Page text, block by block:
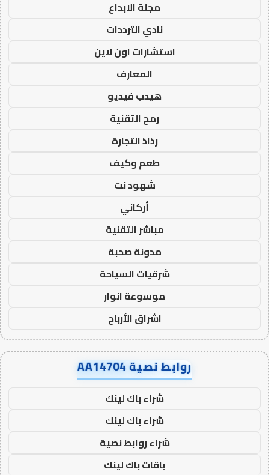
مجلة الابداع
نادي الترددات
استشارات اون لاين
المعارف
هيدب فيديو
رمح التقنية
رذاذ التجارة
طعم وكيف
شهود نت
أركاني
مباشر التقنية
مدونة صحبة
شرقيات السياحة
موسوعة انوار
اشراق الأرباح
روابط نصية AA14704
شراء باك لينك
شراء باك لينك
شراء روابط نصية
باقات باك لينك